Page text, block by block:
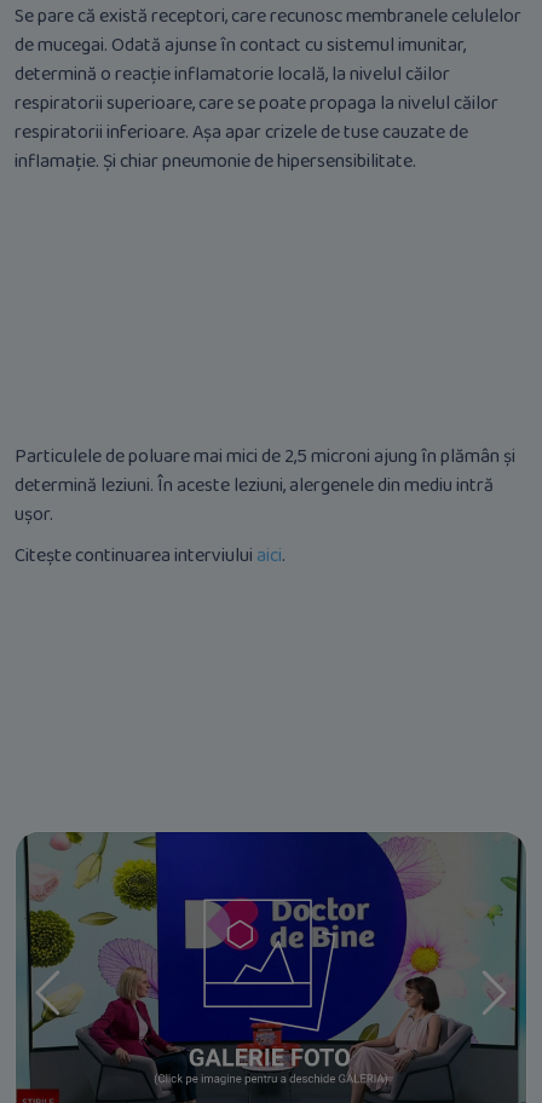
Se pare că există receptori, care recunosc membranele celulelor
de mucegai. Odată ajunse în contact cu sistemul imunitar,
determină o reacție inflamatorie locală, la nivelul căilor
respiratorii superioare, care se poate propaga la nivelul căilor
respiratorii inferioare. Așa apar crizele de tuse cauzate de
inflamație. Și chiar pneumonie de hipersensibilitate.
Particulele de poluare mai mici de 2,5 microni ajung în plămân și
determină leziuni. În aceste leziuni, alergenele din mediu intră
ușor.
Citește continuarea interviului aici.